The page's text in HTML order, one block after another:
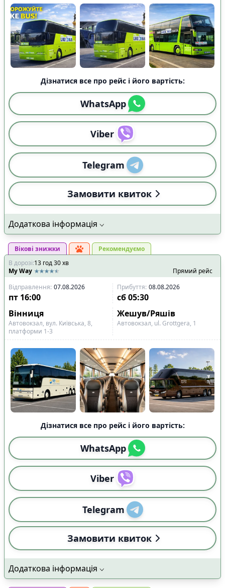
Дізнатися все про рейс і його вартість:
WhatsApp
Viber
Telegram
Замовити квиток
Додаткова інформація
Вікові знижки
Рекомендуємо
В дорозі:13 год30хв
My Way
Прямий рейс
Відправлення: 07.08.2026 Прибуття: 08.08.2026
пт 16:00 сб 05:30
Вінниця
Жешув/Ряшів
Автовокзал, вул. Київська, 8,
платформи 1-3
Автовокзал, ul. Grottgera, 1
Дізнатися все про рейс і його вартість:
WhatsApp
Viber
Telegram
Замовити квиток
Додаткова інформація